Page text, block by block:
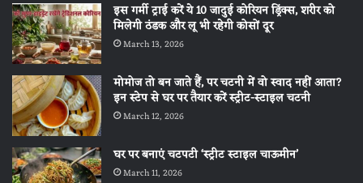
इस गर्मी ट्राई करें ये 10 जादुई कोरियन ड्रिंक्स, शरीर को
मिलेगी ठंडक और लू भी रहेगी कोसों दूर
March 13, 2026
मोमोज तो बन जाते हैं, पर चटनी में वो स्वाद नहीं आता?
इन स्टेप से घर पर तैयार करें स्ट्रीट-स्टाइल चटनी
March 12, 2026
घर पर बनाएं चटपटी ‘स्ट्रीट स्टाइल चाऊमीन’
March 11, 2026